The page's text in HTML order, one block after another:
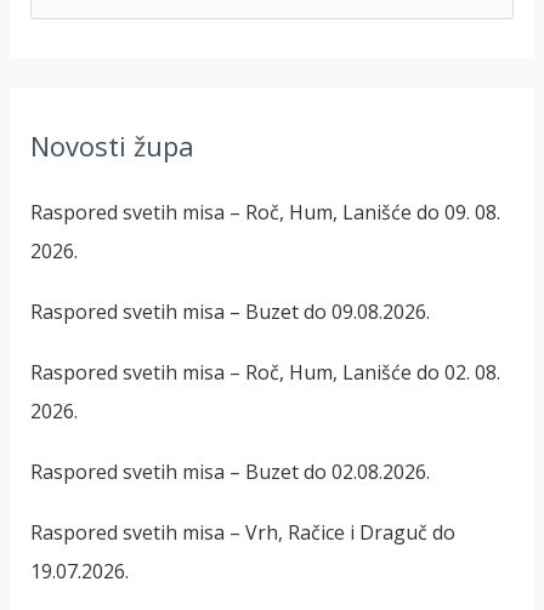
Novosti župa
Raspored svetih misa – Roč, Hum, Lanišće do 09. 08.
2026.
Raspored svetih misa – Buzet do 09.08.2026.
Raspored svetih misa – Roč, Hum, Lanišće do 02. 08.
2026.
Raspored svetih misa – Buzet do 02.08.2026.
Raspored svetih misa – Vrh, Račice i Draguč do
19.07.2026.